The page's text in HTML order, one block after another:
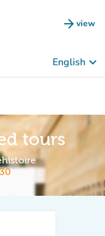
arrow_forward view
(new
English keyboard_arrow_down
tours